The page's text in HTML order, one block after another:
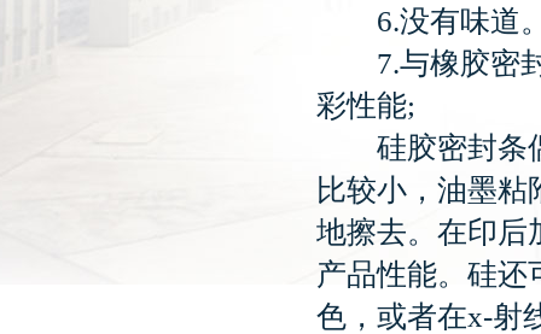
6.没有味道
7.与橡胶密封
彩性能;
硅胶密封条偶
比较小，油墨
地擦去。在印后
产品性能。硅还
色，或者在x-射